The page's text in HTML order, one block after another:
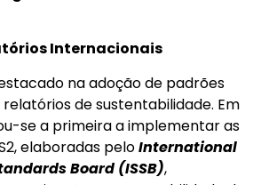
Internacionais
na adoção de padrões
de sustentabilidade. Em
se a primeira a implementar as
elaboradas peloInternational
Board (ISSB),